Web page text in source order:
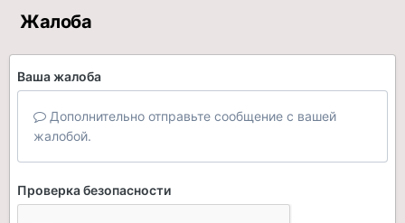
Жалоба
Ваша жалоба
Дополнительно отправьте сообщение с вашей
жалобой.
Проверка безопасности